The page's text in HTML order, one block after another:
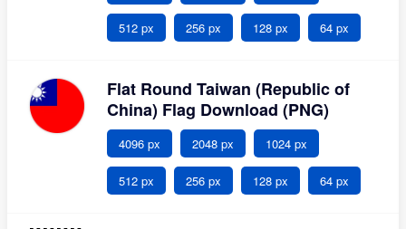
512 px 256 px 128 px 64 px
Flat Round Taiwan (Republic of
China) Flag Download (PNG)
4096 px 2048 px 1024 px
512 px 256 px 128 px 64 px